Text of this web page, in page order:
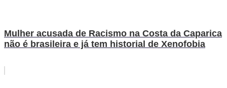
Mulher acusada de Racismo na Costa da Caparica
não é brasileira e já tem historial de Xenofobia